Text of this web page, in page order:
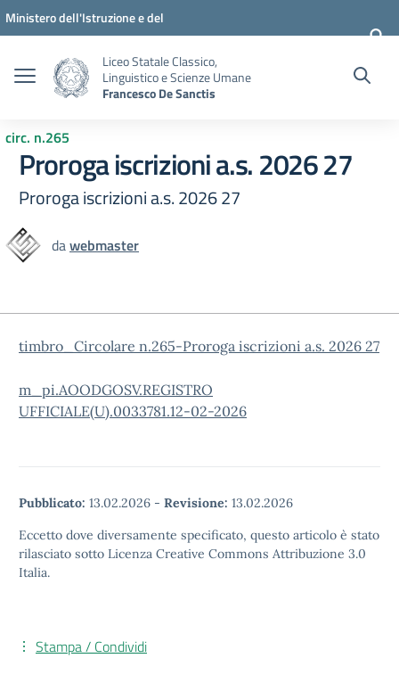
Vai ai contenuti
Vai al menu di navigazione
Vai al footer
Ministero dell'Istruzione e del
Liceo Statale Classico,
Linguistico e Scienze Umane
Francesco De Sanctis
circ. n.265
Proroga iscrizioni a.s. 2026 27
Proroga iscrizioni a.s. 2026 27
dawebmaster
timbro_Circolare n.265-Proroga iscrizioni a.s. 2026 27
m_pi.AOODGOSV.REGISTRO
UFFICIALE(U).0033781.12-02-2026
Pubblicato: 13.02.2026 - Revisione: 13.02.2026
Eccetto dove diversamente specificato, questo articolo è stato
rilasciato sotto Licenza Creative Commons Attribuzione 3.0
Italia.
Stampa / Condividi